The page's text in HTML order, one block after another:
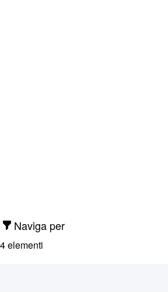
Naviga per
4elementi